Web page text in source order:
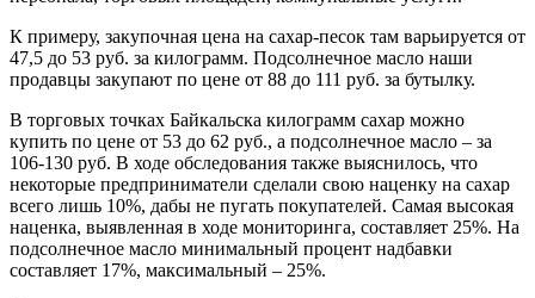
К примеру, закупочная цена на сахар-песок там варьируется от
47,5 до 53 руб. за килограмм. Подсолнечное масло наши
продавцы закупают по цене от 88 до 111 руб. за бутылку.
В торговых точках Байкальска килограмм сахар можно
купить по цене от 53 до 62 руб., а подсолнечное масло – за
106-130 руб. В ходе обследования также выяснилось, что
некоторые предприниматели сделали свою наценку на сахар
всего лишь 10%, дабы не пугать покупателей. Самая высокая
наценка, выявленная в ходе мониторинга, составляет 25%. На
подсолнечное масло минимальный процент надбавки
составляет 17%, максимальный – 25%.